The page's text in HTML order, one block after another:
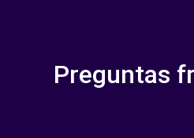
Preguntas